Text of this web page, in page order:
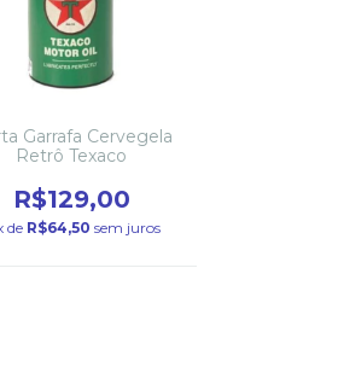
Garrafa Cervegela
Retrô Texaco
R$129,00
de R$64,50 sem juros